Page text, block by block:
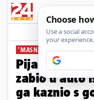
’MASNA’ KAZNA
Pijan divljao
zabio u auto
ga kaznio s